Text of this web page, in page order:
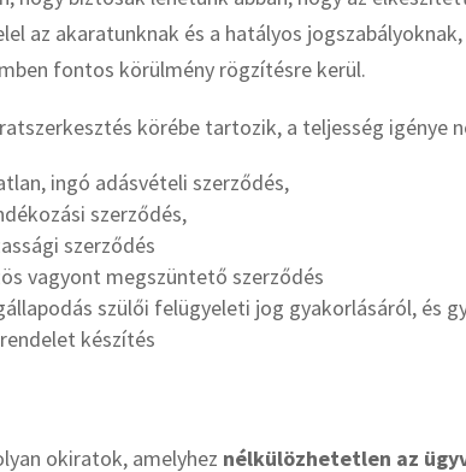
az akaratunknak és a hatályos
fontos körülmény rögzítésre kerül.
körébe tartozik, a teljesség igénye
ingó adásvételi szerződés,
szerződés,
szerződés
vagyont megszüntető szerződés
szülői felügyeleti jog gyakorlásáról, és
készítés
okiratok, amelyhez nélkülözhetetlen az